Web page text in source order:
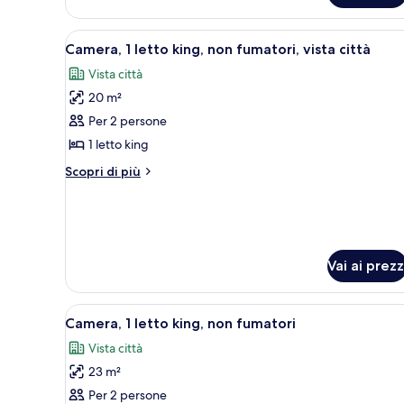
fumatori
Apri
tutte
le
foto
per
Camera,
1
letto
città
Paesaggio urbano con
13
Camera, 1 letto king, non fumatori, vista città
Vista città
20 m²
Per 2 persone
1 letto king
Scopri di più
Altri
non
fumatori,
vista
città
Vai ai
Apri
tutte
le
foto
per
Una camera d'albergo con
11
Camera, 1 letto king, non fumatori
Vista città
23 m²
Per 2 persone